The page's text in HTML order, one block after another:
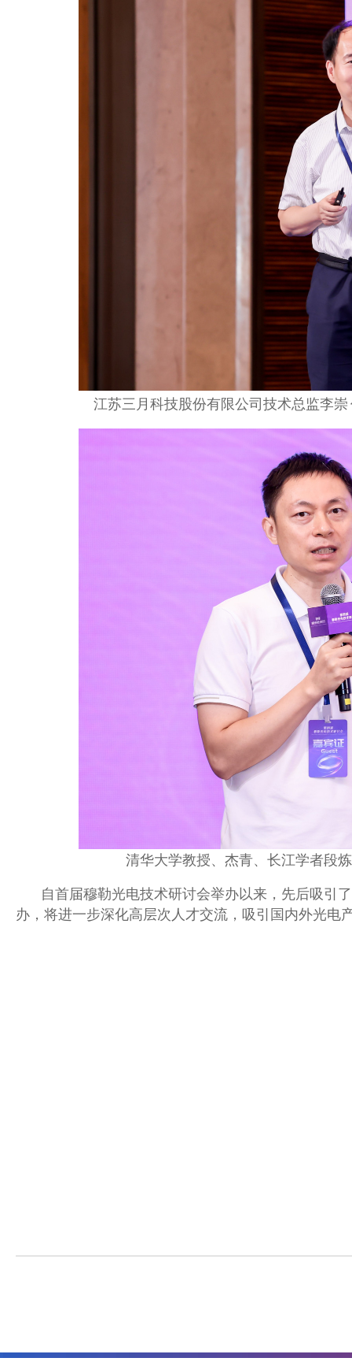
江苏三月科技股份有限公司技术总监李崇
清华大学教授、杰青、长江学者段炼
自首届穆勒光电技术研讨会举办以来，先后吸引了
办，将进一步深化高层次人才交流，吸引国内外光电